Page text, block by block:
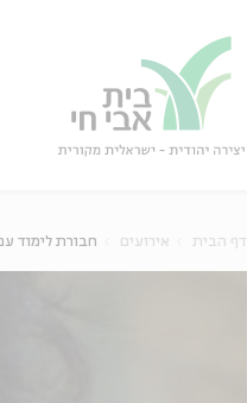
דף הבית אירועים חבורת לימוד